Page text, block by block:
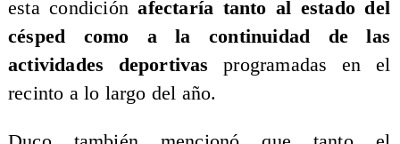
esta condiciónafectaría tanto al estado del
césped como a la continuidad de las
actividades deportivas programadas en el
recinto a lo largo del año.